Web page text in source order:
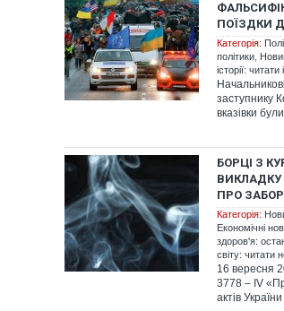
ПОЇЗДКИ
Категорія:
політики
історії:
заступнику
вказівки
БОРЦІ З
ВИКЛАДКУ
ПРО
Категорія:
Економічні
здоров'я:
світу: читати
16 вересня
3778 – IV
актів